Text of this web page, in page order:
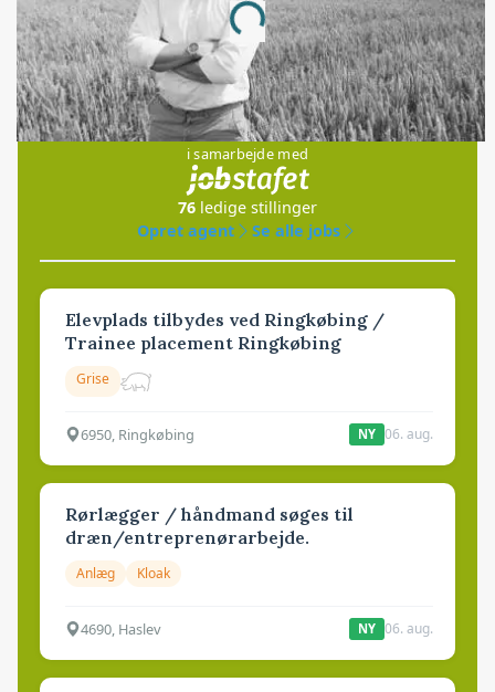
Loading...
Jobs
i samarbejde med
76 ledige stillinger
Opret agent
Se alle jobs
Elevplads tilbydes ved Ringkøbing /
Trainee placement Ringkøbing
Grise
6950, Ringkøbing NY 06. aug.
Rørlægger / håndmand søges til
dræn/entreprenørarbejde.
Anlæg Kloak
4690, Haslev NY 06. aug.